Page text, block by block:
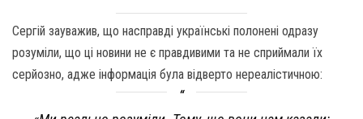
Сергій зауважив, що насправді українські полонені одразу
розуміли, що ці новини не є правдивими та не сприймали їх
серйозно, адже інформація була відверто нереалістичною: